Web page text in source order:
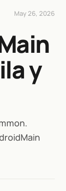
May 26, 2026
y